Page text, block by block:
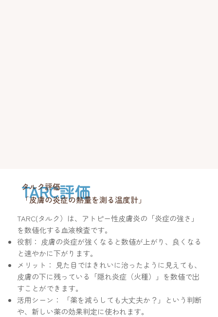
TARC評価
タルク評価
「皮膚の炎症の熱量を測る温度計」
TARC(タルク）は、アトピー性皮膚炎の「炎症の強さ」
を数値化する血液検査です。
役割： 皮膚の炎症が強くなると数値が上がり、良くなる
と速やかに下がります。
メリット： 見た目ではきれいに治ったように見えても、
皮膚の下に残っている「隠れ炎症（火種）」を数値で出
すことができます。
活用シーン： 「薬を減らしても大丈夫か？」という判断
や、新しい薬の効果判定に使われます。